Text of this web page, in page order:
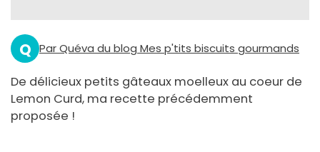
Q Par Quéva du blog Mes p'tits biscuits gourmands
De délicieux petits gâteaux moelleux au coeur de
Lemon Curd, ma recette précédemment
proposée !